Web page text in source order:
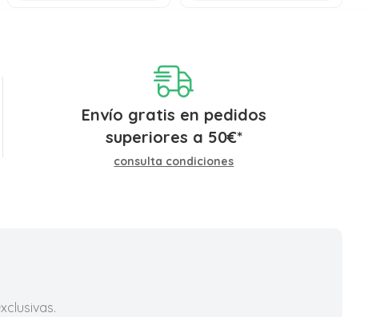
Envío gratis en pedidos
superiores a 50€*
consulta condiciones